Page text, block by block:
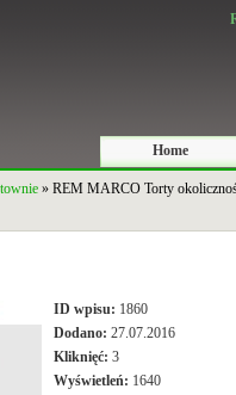
Home
» REM MARCO Torty
ID wpisu: 1860
Dodano: 27.07.2016
Kliknięć: 3
Wyświetleń: 1640